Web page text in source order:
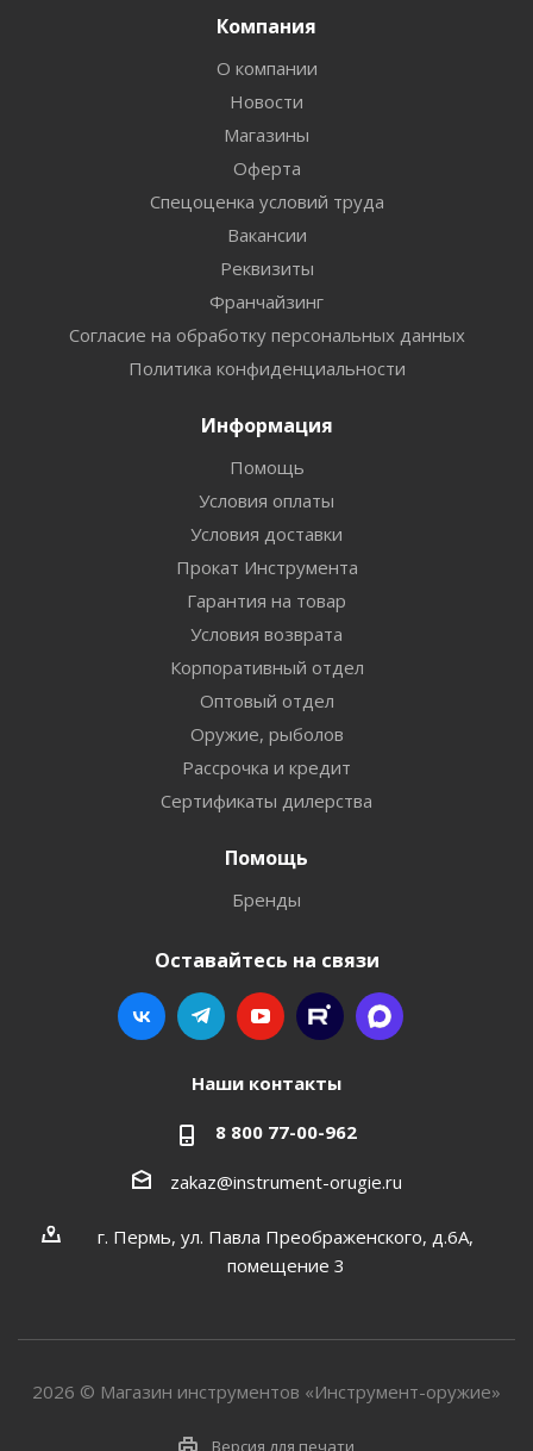
Компания
О компании
Новости
Магазины
Оферта
Спецоценка условий труда
Вакансии
Реквизиты
Франчайзинг
Согласие на обработку персональных данных
Политика конфиденциальности
Информация
Помощь
Условия оплаты
Условия доставки
Прокат Инструмента
Гарантия на товар
Условия возврата
Корпоративный отдел
Оптовый отдел
Оружие, рыболов
Рассрочка и кредит
Сертификаты дилерства
Помощь
Бренды
Оставайтесь на связи
Наши контакты
8 800 77-00-962
zakaz@instrument-orugie.ru
г. Пермь, ул. Павла Преображенского, д.6А,
помещение 3
2026 © Магазин инструментов «Инструмент-оружие»
Версия для печати